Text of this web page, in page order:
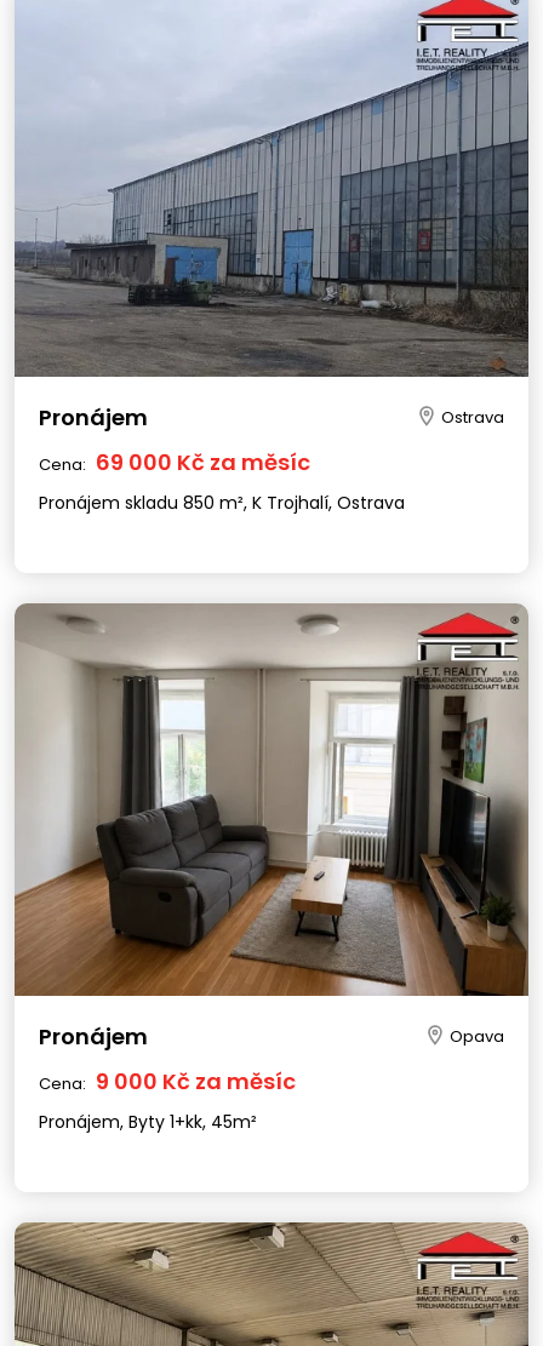
Pronájem Ostrava
Cena: 69 000 Kč za měsíc
Pronájem skladu 850 m², K Trojhalí, Ostrava
Pronájem Opava
Cena: 9 000 Kč za měsíc
Pronájem, Byty 1+kk, 45m²